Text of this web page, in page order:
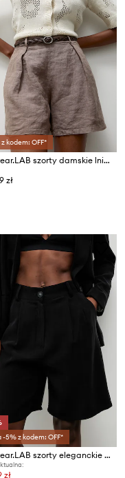
z kodem: OFF*
Answear.LAB szorty damskie lniane
zł
-5% z kodem: OFF*
Answear.LAB szorty eleganckie damskie z wiskozą
zł